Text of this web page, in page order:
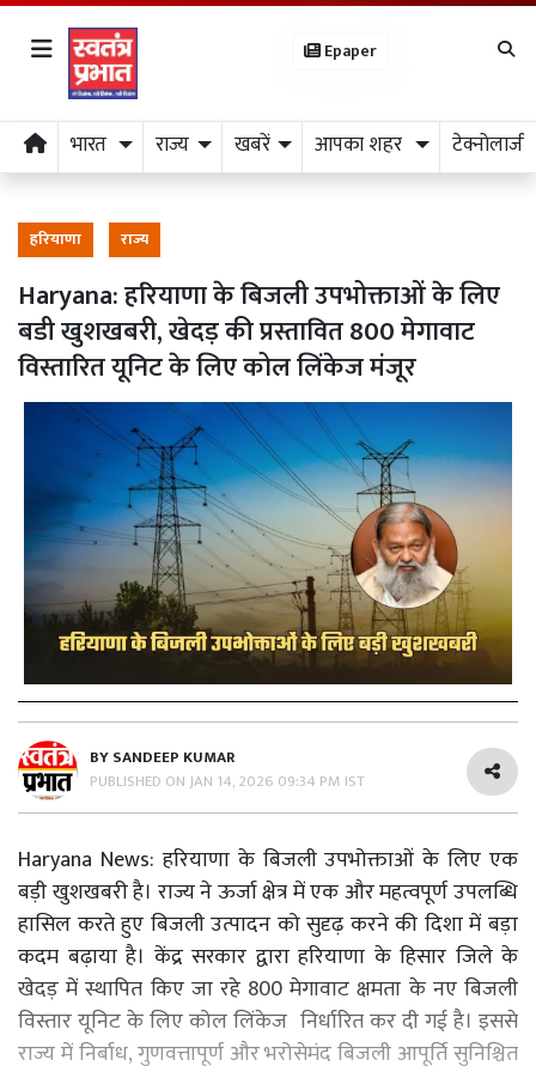
Epaper
भारत राज्य खबरें आपका शहर टेक्नोलाजी
हरियाणा राज्य
Haryana: हरियाणा के बिजली उपभोक्ताओं के लिए
बडी खुशखबरी, खेदड़ की प्रस्तावित 800 मेगावाट
विस्तारित यूनिट के लिए कोल लिंकेज मंजूर
BYSANDEEP KUMAR
PUBLISHED ONJAN 14, 2026 09:34 PM IST
Haryana News: हरियाणा के बिजली उपभोक्ताओं के लिए एक
बड़ी खुशखबरी है। राज्य ने ऊर्जा क्षेत्र में एक और महत्वपूर्ण उपलब्धि
हासिल करते हुए बिजली उत्पादन को सुदृढ़ करने की दिशा में बड़ा
कदम बढ़ाया है। केंद्र सरकार द्वारा हरियाणा के हिसार जिले के
खेदड़ में स्थापित किए जा रहे 800 मेगावाट क्षमता के नए बिजली
विस्तार यूनिट के लिए कोल लिंकेज निर्धारित कर दी गई है। इससे
राज्य में निर्बाध, गुणवत्तापूर्ण और भरोसेमंद बिजली आपूर्ति सुनिश्चित